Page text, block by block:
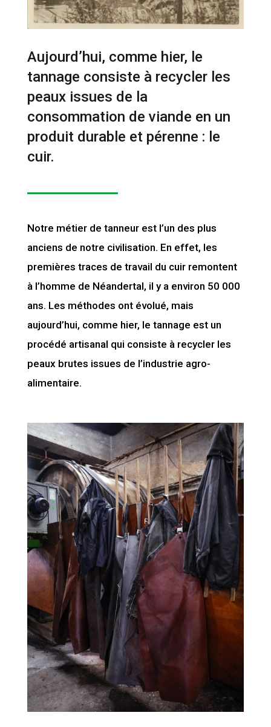
Aujourd’hui, comme hier, le
tannage consiste à recycler les
peaux issues de la
consommation de viande en un
produit durable et pérenne : le
cuir.
Notre métier de tanneur est l’un des plus
anciens de notre civilisation. En effet, les
premières traces de travail du cuir remontent
à l’homme de Néandertal, il y a environ 50 000
ans. Les méthodes ont évolué, mais
aujourd’hui, comme hier, le tannage est un
procédé artisanal qui consiste à recycler les
peaux brutes issues de l’industrie agro-
alimentaire.